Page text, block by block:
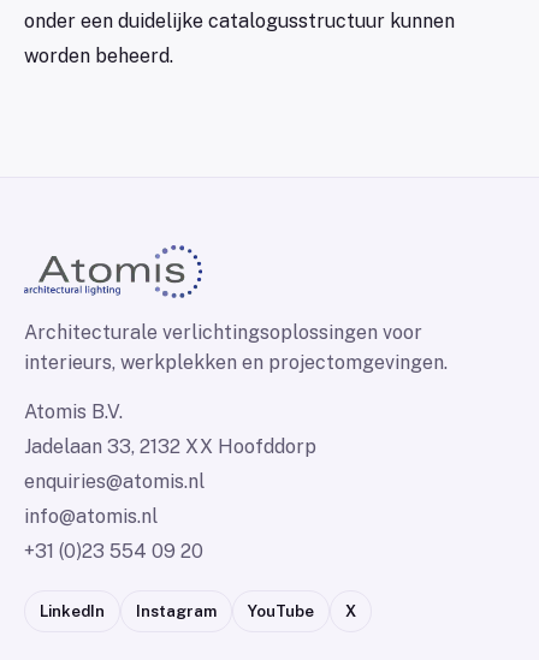
onder een duidelijke catalogusstructuur kunnen
worden beheerd.
Architecturale verlichtingsoplossingen voor
interieurs, werkplekken en projectomgevingen.
Atomis B.V.
Jadelaan 33, 2132 XX Hoofddorp
enquiries@atomis.nl
info@atomis.nl
+31 (0)23 554 09 20
LinkedIn Instagram YouTube X